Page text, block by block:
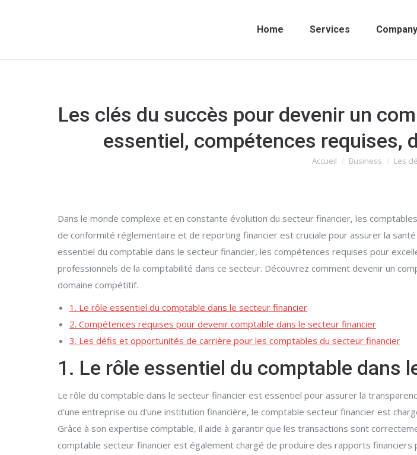
Home Services Company
Les clés du succès pour devenir un
essentiel, compétences requises,
Vous êtes ici :
Accueil Business Les
Dans le monde complexe et en constante évolution du secteur financier, les
de conformité réglementaire et de reporting financier est cruciale pour assurer la
essentiel du comptable dans le secteur financier, les compétences requises pour
professionnels de la comptabilité dans ce secteur. Découvrez comment devenir un
domaine compétitif.
1. Le rôle essentiel du comptable dans le secteur financier
2. Compétences requises pour devenir comptable dans le secteur financier
3. Les défis et opportunités de carrière pour les comptables du secteur financier
1. Le rôle essentiel du comptable dans
Le rôle du comptable dans le secteur financier est essentiel pour assurer la
d'une entreprise ou d'une institution financière, le comptable secteur financier est
Grâce à son expertise comptable, il aide à garantir que les transactions sont
comptable secteur financier est également chargé de produire des rapports